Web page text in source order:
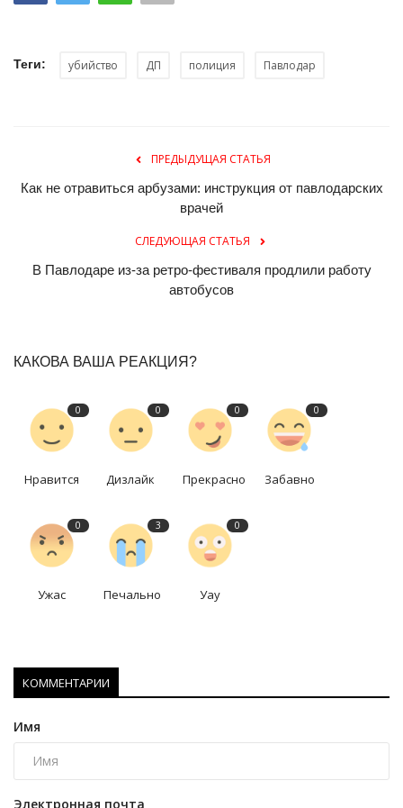
Теги: убийство ДП полиция Павлодар
ПРЕДЫДУЩАЯ СТАТЬЯ
Как не отравиться арбузами: инструкция от павлодарских
врачей
СЛЕДУЮЩАЯ СТАТЬЯ
В Павлодаре из-за ретро-фестиваля продлили работу
автобусов
КАКОВА ВАША РЕАКЦИЯ?
0
Нравится
0
Дизлайк
0
Прекрасно
0
Забавно
0
Ужас
3
Печально
0
Уау
КОММЕНТАРИИ
Имя
Электронная почта